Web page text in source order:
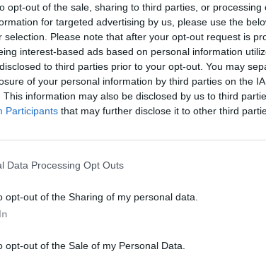
opt-out of the sale, sharing to third parties, or processing
for targeted advertising by us, please use the
selection. Please note that after your opt-out request is
interest-based ads based on personal information
to third parties prior to your opt-out. You may
of your personal information by third parties on the
This information may also be disclosed by us to third
Participants that may further disclose it to other third
Data Processing Opt Outs
opt-out of the Sharing of my personal data.
opt-out of the Sale of my Personal Data.
2,343 2,183 + 7.3 %
275 18 – 257
56.1 3.3 -52.8
50.71 54.10 -6.3 %
50.12 54.10
56.66 54.53 -3.9 %